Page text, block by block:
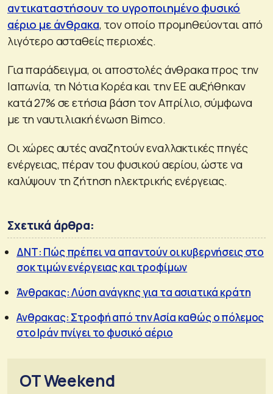
αντικαταστήσουν το υγροποιημένο φυσικό
αέριο με άνθρακα, τον οποίο προμηθεύονται από
λιγότερο ασταθείς περιοχές.
Για παράδειγμα, οι αποστολές άνθρακα προς την
Ιαπωνία, τη Νότια Κορέα και την ΕΕ αυξήθηκαν
κατά 27% σε ετήσια βάση τον Απρίλιο, σύμφωνα
με τη ναυτιλιακή ένωση Bimco.
Οι χώρες αυτές αναζητούν εναλλακτικές πηγές
ενέργειας, πέραν του φυσικού αερίου, ώστε να
καλύψουν τη ζήτηση ηλεκτρικής ενέργειας.
Σχετικά άρθρα:
ΔΝΤ: Πώς πρέπει να απαντούν οι κυβερνήσεις στο
σοκ τιμών ενέργειας και τροφίμων
Άνθρακας: Λύση ανάγκης για τα ασιατικά κράτη
Ανθρακας: Στροφή από την Ασία καθώς ο πόλεμος
στο Ιράν πνίγει το φυσικό αέριο
OT Weekend